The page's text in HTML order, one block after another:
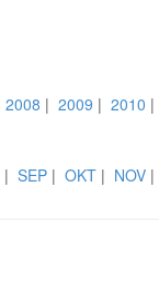
2008 | 2009 | 2010 |
| SEP | OKT | NOV |